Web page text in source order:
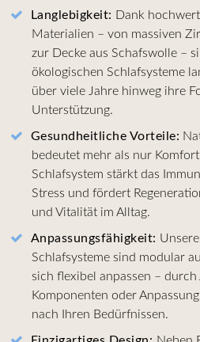
Langlebigkeit: Dank
Materialien – von massiven
zur Decke aus Schafswolle –
ökologischen Schlafsysteme
über viele Jahre hinweg ihre
Unterstützung.
Gesundheitliche Vorteile:
bedeutet mehr als nur
Schlafsystem stärkt das
Stress und fördert
und Vitalität im Alltag.
Anpassungsfähigkeit:
Schlafsysteme sind modular
sich flexibel anpassen –
Komponenten oder
nach Ihren Bedürfnissen.